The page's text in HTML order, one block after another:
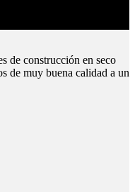
de construcción en seco
de muy buena calidad a un